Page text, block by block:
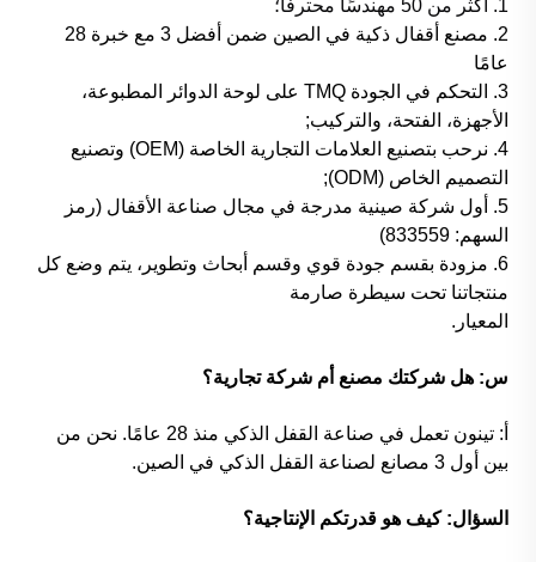
1. أكثر من 50 مهندسًا محترفًا؛
2. مصنع أقفال ذكية في الصين ضمن أفضل 3 مع خبرة 28
عامًا
3. التحكم في الجودة TMQ على لوحة الدوائر المطبوعة،
الأجهزة، الفتحة، والتركيب;
4. نرحب بتصنيع العلامات التجارية الخاصة (OEM) وتصنيع
التصميم الخاص (ODM);
5. أول شركة صينية مدرجة في مجال صناعة الأقفال (رمز
السهم: 833559)
6. مزودة بقسم جودة قوي وقسم أبحاث وتطوير، يتم وضع كل
منتجاتنا تحت سيطرة صارمة
المعيار.
س: هل شركتك مصنع أم شركة تجارية؟
أ: تينون تعمل في صناعة القفل الذكي منذ 28 عامًا. نحن من
بين أول 3 مصانع لصناعة القفل الذكي في الصين.
السؤال: كيف هو قدرتكم الإنتاجية؟